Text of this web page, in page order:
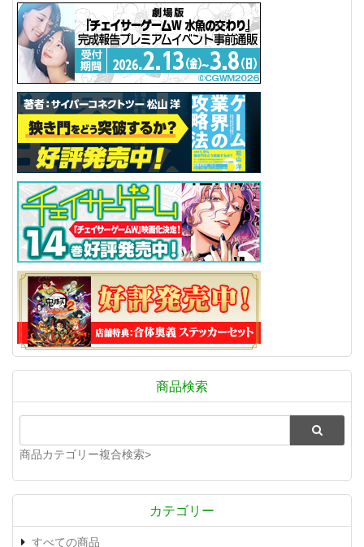
商品検索
商品カテゴリー複合検索>
カテゴリー
すべての商品